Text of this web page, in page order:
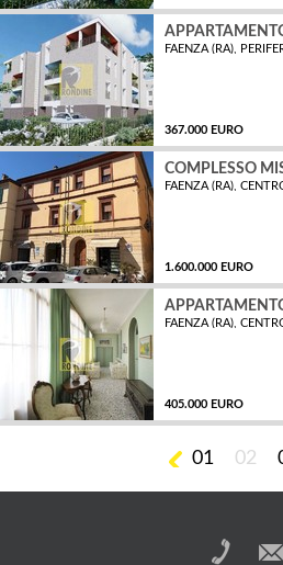
FAENZA (RA),
367.000 EURO
COMPLESSO
FAENZA (RA),
1.600.000 EURO
FAENZA (RA),
405.000 EURO
01 02